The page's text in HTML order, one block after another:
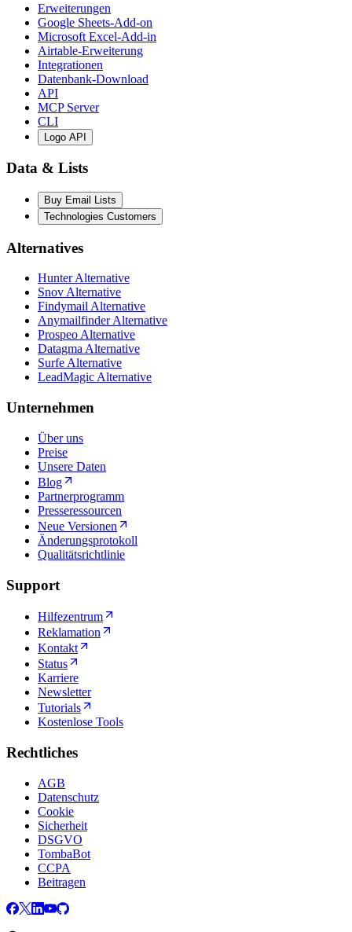
Erweiterungen
Google Sheets-Add-on
Microsoft Excel-Add-in
Airtable-Erweiterung
Integrationen
Datenbank-Download
API
MCP Server
CLI
Logo API
Data & Lists
Buy Email Lists
Technologies Customers
Alternatives
Hunter Alternative
Snov Alternative
Findymail Alternative
Anymailfinder Alternative
Prospeo Alternative
Datagma Alternative
Surfe Alternative
LeadMagic Alternative
Unternehmen
Über uns
Preise
Unsere Daten
Blog
Partnerprogramm
Presseressourcen
Neue Versionen
Änderungsprotokoll
Qualitätsrichtlinie
Support
Hilfezentrum
Reklamation
Kontakt
Status
Karriere
Newsletter
Tutorials
Kostenlose Tools
Rechtliches
AGB
Datenschutz
Cookie
Sicherheit
DSGVO
TombaBot
CCPA
Beitragen